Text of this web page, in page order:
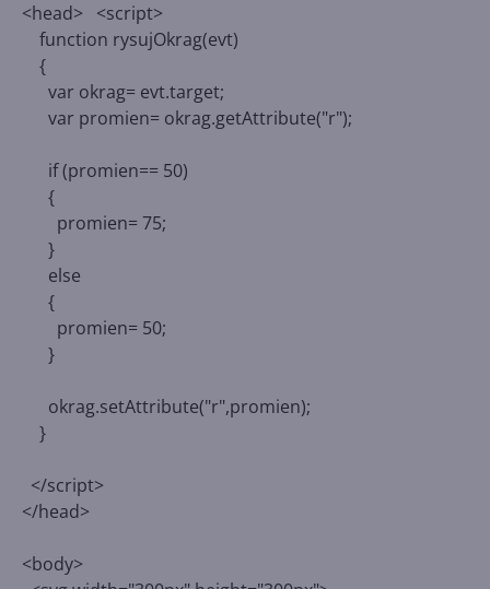
<head> <script>
function rysujOkrag(evt)
{
var okrag= evt.target;
var promien= okrag.getAttribute("r");
if (promien== 50)
{
promien= 75;
}
else
{
promien= 50;
}
okrag.setAttribute("r",promien);
}
</script>
</head>
<body>